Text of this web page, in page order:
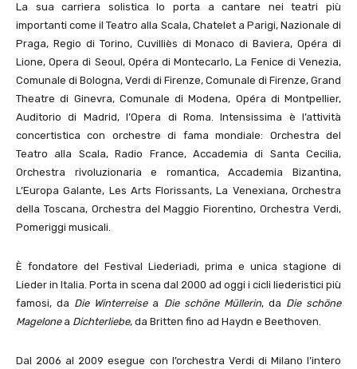
La sua carriera solistica lo porta a cantare nei teatri più
importanti come il Teatro alla Scala, Chatelet a Parigi, Nazionale di
Praga, Regio di Torino, Cuvilliès di Monaco di Baviera, Opéra di
Lione, Opera di Seoul, Opéra di Montecarlo, La Fenice di Venezia,
Comunale di Bologna, Verdi di Firenze, Comunale di Firenze, Grand
Theatre di Ginevra, Comunale di Modena, Opéra di Montpellier,
Auditorio di Madrid, l’Opera di Roma. Intensissima è l’attività
concertistica con orchestre di fama mondiale: Orchestra del
Teatro alla Scala, Radio France, Accademia di Santa Cecilia,
Orchestra rivoluzionaria e romantica, Accademia Bizantina,
L’Europa Galante, Les Arts Florissants, La Venexiana, Orchestra
della Toscana, Orchestra del Maggio Fiorentino, Orchestra Verdi,
Pomeriggi musicali.
È fondatore del Festival Liederiadi, prima e unica stagione di
Lieder in Italia. Porta in scena dal 2000 ad oggi i cicli liederistici più
famosi, da Die Winterreisea Die schöne Müllerin, da Die schöne
Magelonea Dichterliebe, da Britten fino ad Haydn e Beethoven.
Dal 2006 al 2009 esegue con l’orchestra Verdi di Milano l’intero